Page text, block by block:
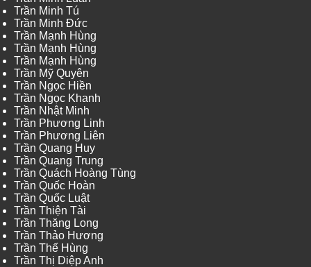
Trần Minh Tú
Trần Minh Đức
Trần Mạnh Hùng
Trần Mạnh Hùng
Trần Mạnh Hùng
Trần Mỹ Quyên
Trần Ngọc Hiền
Trần Ngọc Khanh
Trần Nhật Minh
Trần Phương Linh
Trần Phương Liên
Trần Quang Huy
Trần Quang Trung
Trần Quách Hoàng Tùng
Trần Quốc Hoàn
Trần Quốc Luật
Trần Thiện Tài
Trần Thăng Long
Trần Thảo Hương
Trần Thế Hùng
Trần Thị Diệp Anh